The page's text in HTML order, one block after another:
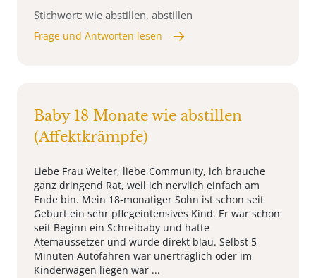
Stichwort: wie abstillen, abstillen
Frage und Antworten lesen
Baby 18 Monate wie abstillen
(Affektkrämpfe)
Liebe Frau Welter, liebe Community, ich brauche
ganz dringend Rat, weil ich nervlich einfach am
Ende bin. Mein 18-monatiger Sohn ist schon seit
Geburt ein sehr pflegeintensives Kind. Er war schon
seit Beginn ein Schreibaby und hatte
Atemaussetzer und wurde direkt blau. Selbst 5
Minuten Autofahren war unerträglich oder im
Kinderwagen liegen war ...